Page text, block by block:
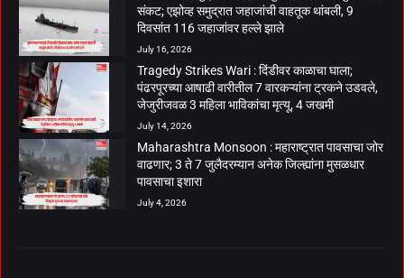
संकट; एझोव्ह समुद्रात जहाजांची वाहतूक थांबली, 9
दिवसांत 116 जहाजांवर हल्ले झाले
July 16, 2026
Tragedy Strikes Wari : दिंडीवर काळाचा घाला;
पंढरपूरच्या आषाढी वारीतील 7 वारकऱ्यांना ट्रकने उडवले,
जेजुरीजवळ 3 महिला भाविकांचा मृत्यू, 4 जखमी
July 14, 2026
Maharashtra Monsoon : महाराष्ट्रात पावसाचा जोर
वाढणार; 3 ते 7 जुलैदरम्यान अनेक जिल्ह्यांना मुसळधार
पावसाचा इशारा
July 4, 2026